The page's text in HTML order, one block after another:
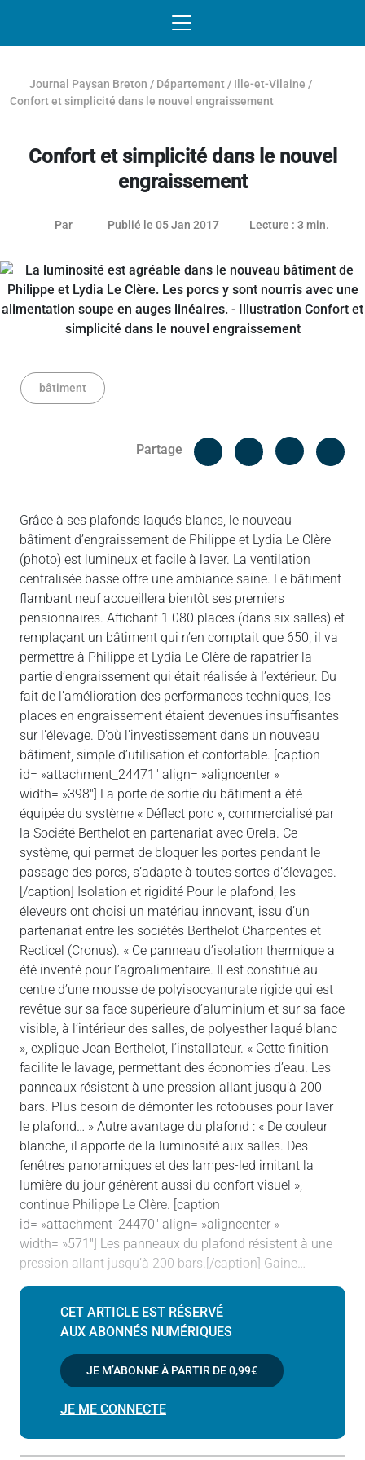
Journal Paysan Breton / Département / Ille-et-Vilaine /
Confort et simplicité dans le nouvel engraissement
Confort et simplicité dans le nouvel
engraissement
Par Publié le 05 Jan 201726 janvier 2021
Lecture : 3 min.
bâtiment
Partage
Facebook
Grâce à ses plafonds laqués blancs, le nouveau
bâtiment d’engraissement de Philippe et Lydia Le Clère
(photo) est lumineux et facile à laver. La ventilation
centralisée basse offre une ambiance saine. Le bâtiment
flambant neuf accueillera bientôt ses premiers
pensionnaires. Affichant 1 080 places (dans six salles) et
remplaçant un bâtiment qui n’en comptait que 650, il va
permettre à Philippe et Lydia Le Clère de rapatrier la
partie d’engraissement qui était réalisée à l’extérieur. Du
fait de l’amélioration des performances techniques, les
places en engraissement étaient devenues insuffisantes
sur l’élevage. D’où l’investissement dans un nouveau
bâtiment, simple d’utilisation et confortable. [caption
id= »attachment_24471″ align= »aligncenter »
width= »398″] La porte de sortie du bâtiment a été
équipée du système « Déflect porc », commercialisé par
la Société Berthelot en partenariat avec Orela. Ce
système, qui permet de bloquer les portes pendant le
passage des porcs, s’adapte à toutes sortes d’élevages.
[/caption] Isolation et rigidité Pour le plafond, les
éleveurs ont choisi un matériau innovant, issu d’un
partenariat entre les sociétés Berthelot Charpentes et
Recticel (Cronus). « Ce panneau d’isolation thermique a
été inventé pour l’agroalimentaire. Il est constitué au
centre d’une mousse de polyisocyanurate rigide qui est
revêtue sur sa face supérieure d’aluminium et sur sa face
visible, à l’intérieur des salles, de polyesther laqué blanc
», explique Jean Berthelot, l’installateur. « Cette finition
facilite le lavage, permettant des économies d’eau. Les
panneaux résistent à une pression allant jusqu’à 200
bars. Plus besoin de démonter les rotobuses pour laver
le plafond… » Autre avantage du plafond : « De couleur
blanche, il apporte de la luminosité aux salles. Des
fenêtres panoramiques et des lampes-led imitant la
lumière du jour génèrent aussi du confort visuel »,
continue Philippe Le Clère. [caption
id= »attachment_24470″ align= »aligncenter »
width= »571″] Les panneaux du plafond résistent à une
pression allant jusqu’à 200 bars.[/caption] Gaine…
CET ARTICLE EST RÉSERVÉ
AUX ABONNÉS NUMÉRIQUES
JE M’ABONNE À PARTIR DE0,99€
JE ME CONNECTE